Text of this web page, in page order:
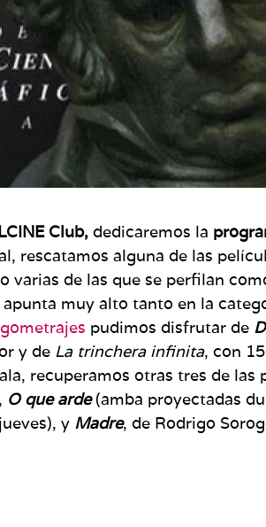
Club, dedicaremos la
rescatamos alguna de las
varias de las que se perfilan
apunta muy alto tanto en la
pudimos disfrutar de
y de La trinchera infinita, con
recuperamos otras tres de las
O que arde (amba proyectadas
y Madre, de Rodrigo